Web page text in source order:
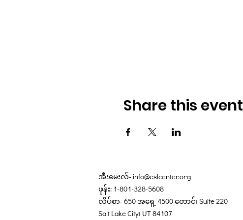
Share this event
အီးမေးလ်-info@eslcenter.org
ဖုန်း: 1-801-328-5608
လိပ်စာ- 650 အရှေ့ 4500 တောင်၊ Suite 220
Salt Lake City၊ UT 84107